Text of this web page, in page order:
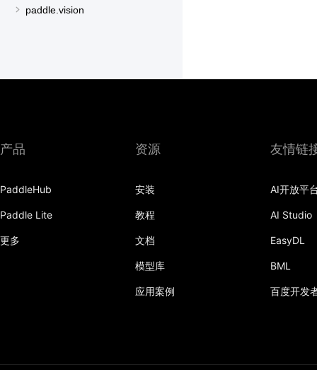
paddle.vision
产品
PaddleHub
Paddle Lite
更多
资源
安装
教程
文档
模型库
应用案例
友情链
AI开放平
AI Studio
EasyDL
BML
百度开发